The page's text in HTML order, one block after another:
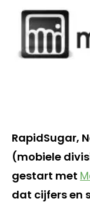
RapidSugar,
(mobiele
gestart met
dat cijfers en